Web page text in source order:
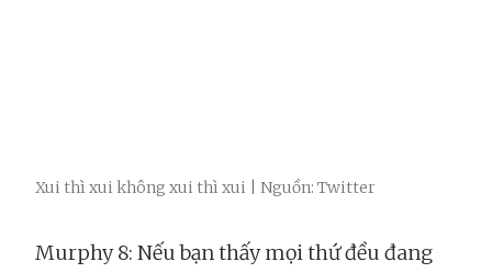
Xui thì xui không xui thì xui | Nguồn: Twitter
Murphy 8: Nếu bạn thấy mọi thứ đều đang